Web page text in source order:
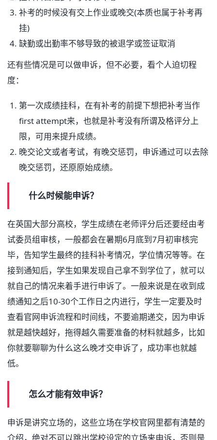
补考的时候没有交上作业或晚交(本质也属于补考再
挂)
缺勤或出勤率不够导致的被退学或签证取消
还有些情况是可以做申诉，但不必要，看个人迫切程
度：
第一次成绩挂科，在有补考的前提下想把补考当作
first attempt来，也就是补考没有所谓及格评分上
限，可用来提升成绩。
晚交论文或者考试，有晚交惩罚，申诉通过可以去除
晚交惩罚，还原原始成绩。
什么时候能申诉？
在英国大部分高校，学生成绩在老师评分后还要经由考
试委员组审核，一般都会在暑期6月底到7月初审核完
毕，告知学生最终的挂科补考情况，学位情况等等。在
接到通知后，学生如果发现自己拿不到学位了，就可以
就自己的情况来着手进行申诉了。一般来说是在收到成
绩通知之后10-30个工作日之内进行，学生一定要及时
查看官网申诉流程和时间线，不要逾期递交，因为申诉
就是越快越好，拖得越久需要准备的材料就越多，比如
你就要聊聊为什么这么晚才交申诉了，成功率也就越
低。
怎么才能有效申诉？
申诉是讲究立场的，这些立场在学校官网里都有清楚的